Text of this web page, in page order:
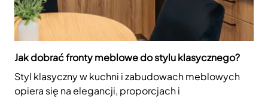
Jak dobrać fronty meblowe do stylu klasycznego?
Styl klasyczny w kuchni i zabudowach meblowych
opiera się na elegancji, proporcjach i